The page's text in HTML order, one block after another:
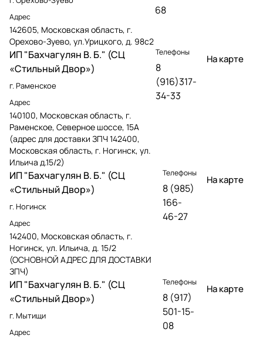
Адрес
142605, Московская область, г.
Орехово-Зуево, ул.Урицкого, д. 98с2
68
ИП "Бахчагулян В. Б." (СЦ
«Стильный Двор»)
г. Раменское
Адрес
140100, Московская область, г.
Раменское, Северное шоссе, 15А
(адрес для доставки ЗПЧ 142400,
Московская область, г. Ногинск, ул.
Ильича д.15/2)
Телефоны
8
(916)317-
34-33
На карте
ИП "Бахчагулян В. Б." (СЦ
«Стильный Двор»)
г. Ногинск
Адрес
142400, Московская область, г.
Ногинск, ул. Ильича, д. 15/2
(ОСНОВНОЙ АДРЕС ДЛЯ ДОСТАВКИ
ЗПЧ)
Телефоны
8 (985)
166-
46-27
На карте
ИП "Бахчагулян В. Б." (СЦ
«Стильный Двор»)
г. Мытищи
Адрес
Телефоны
8 (917)
501-15-
08
На карте